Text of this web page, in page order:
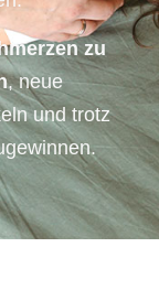
zu
, neue
und trotz